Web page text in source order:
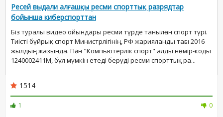
Ресей выдали алғашқы ресми спорттық разрядтар
бойынша киберспорттан
Біз туралы видео ойындары ресми түрде танылған спорт түрі.
Тиісті бұйрық спорт Министрлігінің, РФ жарияланды тағы 2016
жылдың жазында. Пән "Компьютерлік спорт" алды нөмір-коды
1240002411М, бұл мүмкін етеді беруді ресми спорттық ра...
1514
1
0